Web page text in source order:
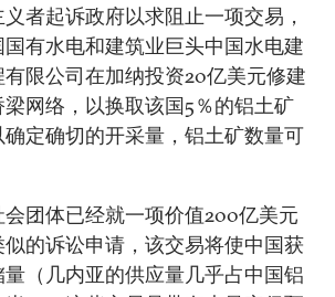
者起诉政府以求阻止一项交易，
有水电和建筑业巨头中国水电建
限公司在加纳投资20亿美元修建
网络，以换取该国5％的铝土矿
定确切的开采量，铝土矿数量可
会团体已经就一项价值200亿美元
的诉讼申请，该交易将使中国获
（几内亚的供应量几乎占中国铝